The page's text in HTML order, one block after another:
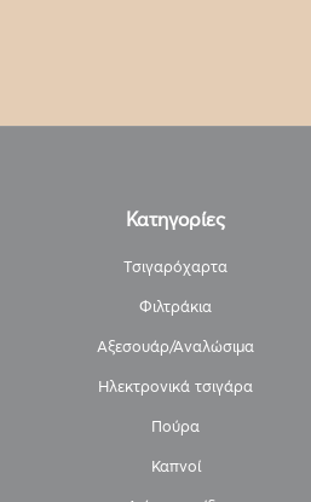
Κατηγορίες
Τσιγαρόχαρτα
Φιλτράκια
Αξεσουάρ/Αναλώσιμα
Ηλεκτρονικά τσιγάρα
Πούρα
Καπνοί